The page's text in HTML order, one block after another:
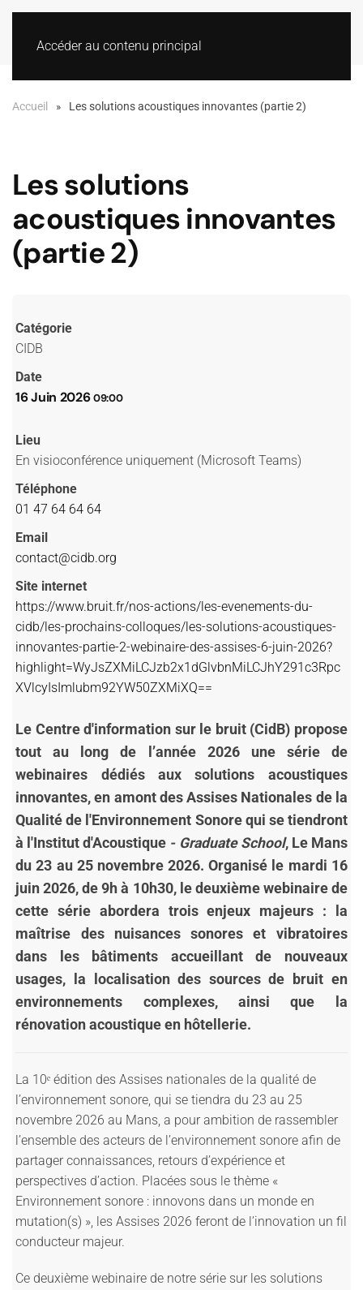
Accéder au contenu principal
Accueil Les solutions acoustiques innovantes (partie 2)
Les solutions
acoustiques innovantes
(partie 2)
Catégorie
CIDB
Date
16 Juin 2026 09:00
Lieu
En visioconférence uniquement (Microsoft Teams)
Téléphone
01 47 64 64 64
Email
contact@cidb.org
Site internet
https://www.bruit.fr/nos-actions/les-evenements-du-
cidb/les-prochains-colloques/les-solutions-acoustiques-
innovantes-partie-2-webinaire-des-assises-6-juin-2026?
highlight=WyJsZXMiLCJzb2x1dGlvbnMiLCJhY291c3Rpc
XVlcyIsImlubm92YW50ZXMiXQ==
Le Centre d'information sur le bruit (CidB) propose
tout au long de l’année 2026 une série de
webinaires dédiés aux solutions acoustiques
innovantes, en amont des Assises Nationales de la
Qualité de l'Environnement Sonore qui se tiendront
à l'Institut d'Acoustique - Graduate School, Le Mans
du 23 au 25 novembre 2026. Organisé le mardi 16
juin 2026, de 9h à 10h30, le deuxième webinaire de
cette série abordera trois enjeux majeurs : la
maîtrise des nuisances sonores et vibratoires
dans les bâtiments accueillant de nouveaux
usages, la localisation des sources de bruit en
environnements complexes, ainsi que la
rénovation acoustique en hôtellerie.
La 10ᵉ édition des Assises nationales de la qualité de
l’environnement sonore, qui se tiendra du 23 au 25
novembre 2026 au Mans, a pour ambition de rassembler
l’ensemble des acteurs de l’environnement sonore afin de
partager connaissances, retours d’expérience et
perspectives d’action. Placées sous le thème «
Environnement sonore : innovons dans un monde en
mutation(s) », les Assises 2026 feront de l’innovation un fil
conducteur majeur.
Ce deuxième webinaire de notre série sur les solutions